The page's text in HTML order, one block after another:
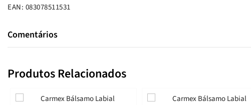
EAN: 083078511531
Comentários
Produtos Relacionados